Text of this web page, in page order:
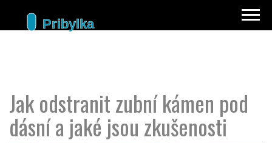
Jak odstranit zubní kámen pod
dásní a jaké jsou zkušenosti